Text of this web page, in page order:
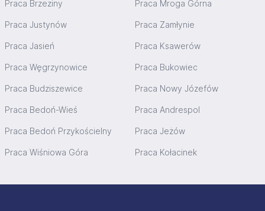
Praca Brzeziny Praca Mroga Górna
Praca Justynów Praca Zamłynie
Praca Jasień Praca Ksawerów
Praca Węgrzynowice Praca Bukowiec
Praca Budziszewice Praca Nowy Józefów
Praca Bedoń-Wieś Praca Andrespol
Praca Bedoń Przykościelny Praca Jeżów
Praca Wiśniowa Góra Praca Kołacinek